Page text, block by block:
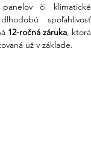
je až o 25 % viac
tradičnými
či klimatické
spoľahlivosť
12-ročná záruka, ktorá
už v základe.